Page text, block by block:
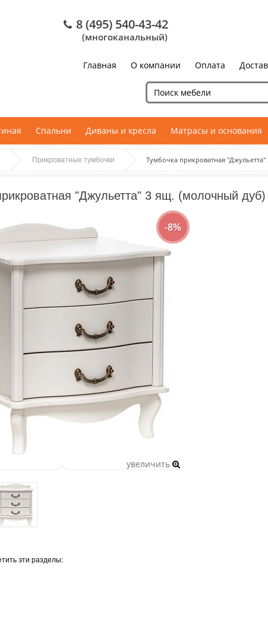
8 (495) 540-43-42
(многоканальный)
Главная О компании Оплата
Спальни Диваны и кресла Матрасы и основания
Прикроватные тумбочки Тумбочка прикроватная
"Джульетта" 3 ящ. (молочный
-8%
увеличить
эти разделы: